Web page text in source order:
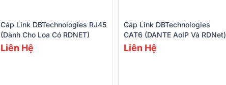
Cáp Link DBTechnologies RJ45
(Dành Cho Loa Có RDNET)
Liên Hệ
Cáp Link DBTechnologies
CAT6 (DANTE AoIP Và RDNet)
Liên Hệ